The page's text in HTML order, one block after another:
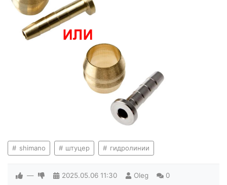
shimano штуцер гидролинии
— 2025.05.06 11:30 Oleg 0